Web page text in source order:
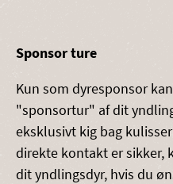
Sponsor ture
Kun som dyresponsor
"sponsortur" af dit
eksklusivt kig bag
direkte kontakt er sikker,
dit yndlingsdyr, hvis du